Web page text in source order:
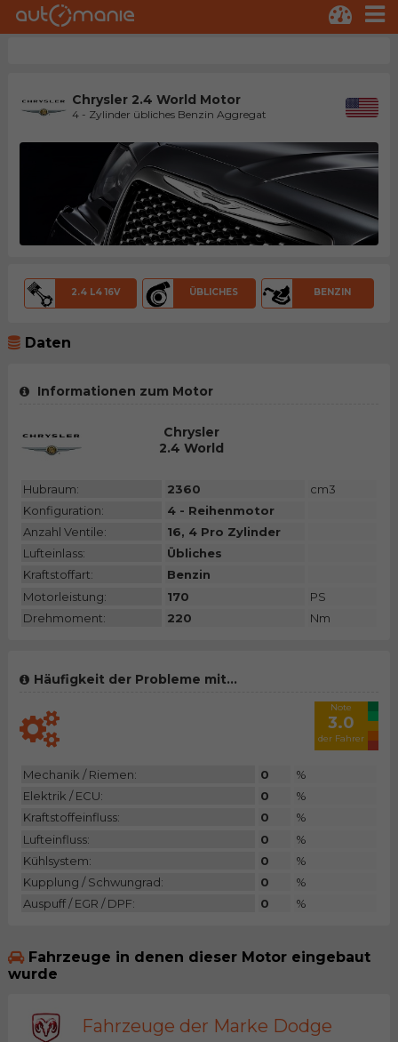
Chrysler 2.4 World Motor
4 - Zylinder übliches Benzin Aggregat
2.4 L4 16V ÜBLICHES BENZIN
Daten
Informationen zum Motor
Chrysler
2.4 World
Hubraum: 2360
cm3
Konfiguration:
4 - Reihenmotor
Anzahl Ventile:
16, 4 Pro Zylinder
Lufteinlass:
Übliches
Kraftstoffart:
Benzin
Motorleistung:
170
PS
Drehmoment:
220 Nm
Häufigkeit der Probleme mit...
Note
3.0
der Fahrer
Mechanik / Riemen: 0
%
Elektrik / ECU:
0
%
Kraftstoffeinfluss:
0
%
Lufteinfluss:
0
%
Kühlsystem:
0
%
Kupplung / Schwungrad:
0
%
Auspuff / EGR / DPF:
0 %
Fahrzeuge in denen dieser Motor eingebaut
wurde
Fahrzeuge der Marke Dodge